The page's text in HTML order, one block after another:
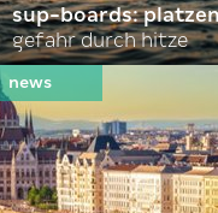
sup-boards:
gefahr durch hitze